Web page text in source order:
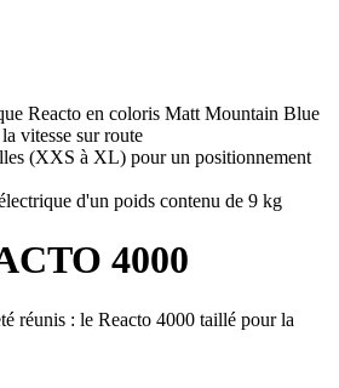
Reacto en coloris Matt Mountain Blue
vitesse sur route
(XXS à XL) pour un positionnement
d'un poids contenu de 9 kg
4000
réunis : le Reacto 4000 taillé pour la